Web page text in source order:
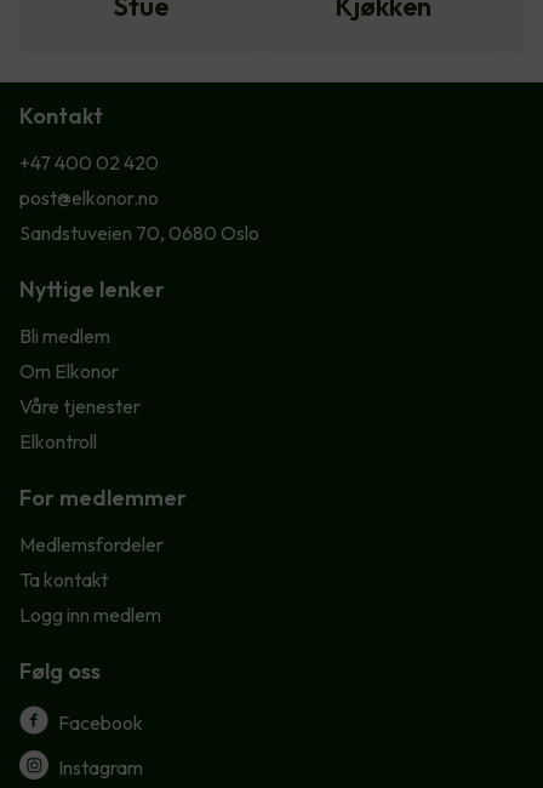
Kontakt
+47 400 02 420
post@elkonor.no
Sandstuveien 70, 0680 Oslo
Nyttige lenker
Bli medlem
Om Elkonor
Våre tjenester
Elkontroll
For medlemmer
Medlemsfordeler
Ta kontakt
Logg inn medlem
Følg oss
Facebook
Instagram